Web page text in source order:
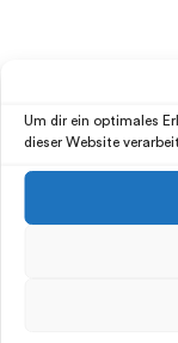
Um dir ein optimales
dieser Website